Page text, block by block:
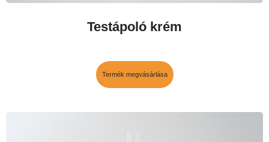
Testápoló krém
Termék megvásárlása